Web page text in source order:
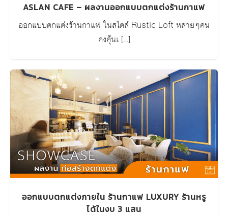
ASLAN CAFE – ผลงานออกแบบตกแต่งร้านกาแฟ
ออกแบบตกแต่งร้านกาแฟ ในสไตล์ Rustic Loft หลายๆคน
คงคุ้นเ […]
ออกแบบตกแต่งภายใน ร้านกาแฟ LUXURY ร้านหรู
ได้ในงบ 3 แสน